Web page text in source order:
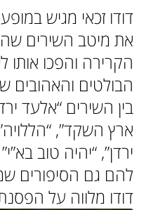
דודו זכאי מגיש
את מיטב השירים
הקרירה והפכו אותו
הבולטים והאהובים
בין השירים “אלעד
ארץ השקד”,
ירדן”, “יהיה טוב
להם גם הסיפורים
דודו מלווה על